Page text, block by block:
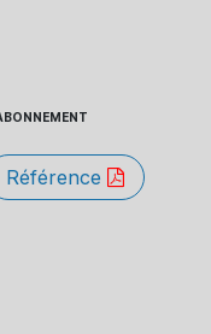
Référence